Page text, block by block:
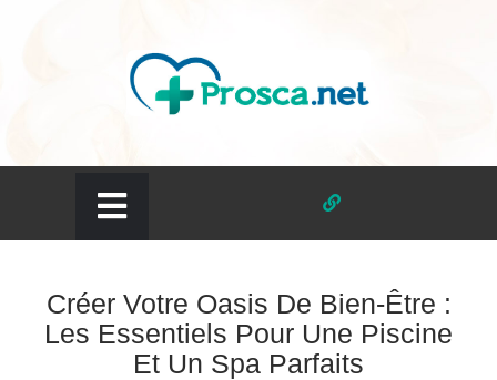
prosca.net
Créer Votre Oasis De Bien-Être :
Les Essentiels Pour Une Piscine
Et Un Spa Parfaits